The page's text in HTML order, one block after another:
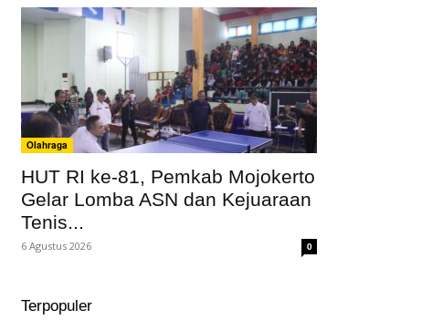
Olahraga
HUT RI ke-81, Pemkab Mojokerto
Gelar Lomba ASN dan Kejuaraan
Tenis...
6 Agustus 2026 0
Terpopuler